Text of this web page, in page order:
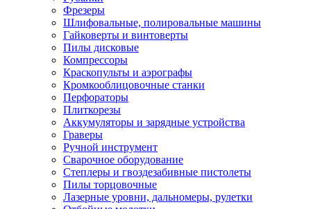
Фрезеры
Шлифовальные, полировальные машины
Гайковерты и винтоверты
Пилы дисковые
Компрессоры
Краскопульты и аэрографы
Кромкооблицовочные станки
Перфораторы
Плиткорезы
Аккумуляторы и зарядные устройства
Граверы
Ручной инструмент
Сварочное оборудование
Степлеры и гвоздезабивные пистолеты
Пилы торцовочные
Лазерные уровни, дальномеры, рулетки